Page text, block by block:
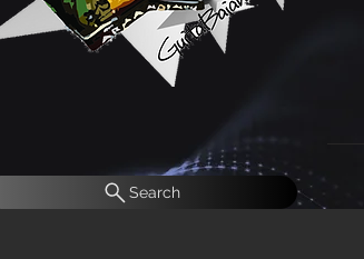
Search